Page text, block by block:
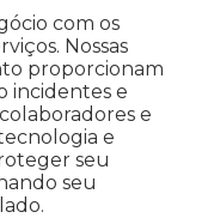
com os
Nossas
proporcionam
incidentes e
e
e
seu
seu